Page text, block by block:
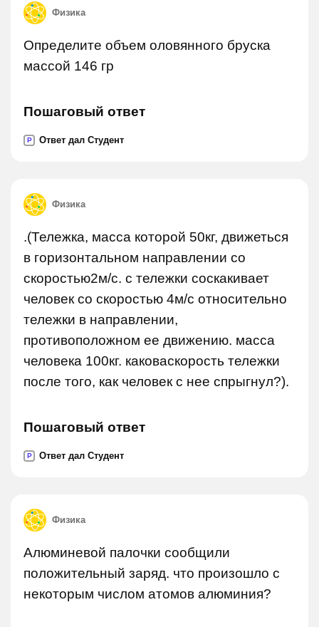
Физика
Определите объем оловянного бруска
массой 146 гр
Пошаговый ответ
P Ответ дал Студент
Физика
.(Тележка, масса которой 50кг, движеться
в горизонтальном направлении со
скоростью2м/с. с тележки соскакивает
человек со скоростью 4м/с относительно
тележки в направлении,
противоположном ее движению. масса
человека 100кг. каковаскорость тележки
после того, как человек с нее спрыгнул?).
Пошаговый ответ
P Ответ дал Студент
Физика
Алюминевой палочки сообщили
положительный заряд. что произошло с
некоторым числом атомов алюминия?